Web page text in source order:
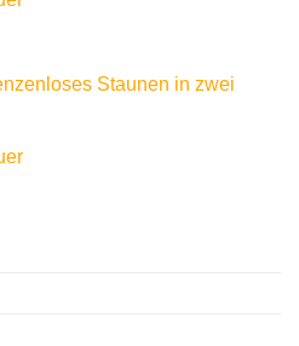
Staunen in zwei